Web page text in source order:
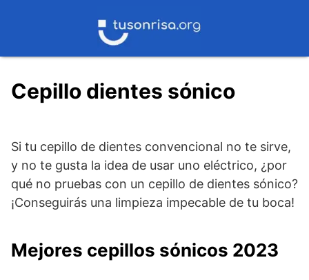
Cepillo dientes sónico
Si tu cepillo de dientes convencional no te sirve,
y no te gusta la idea de usar uno eléctrico, ¿por
qué no pruebas con un cepillo de dientes sónico?
¡Conseguirás una limpieza impecable de tu boca!
Mejores cepillos sónicos 2023